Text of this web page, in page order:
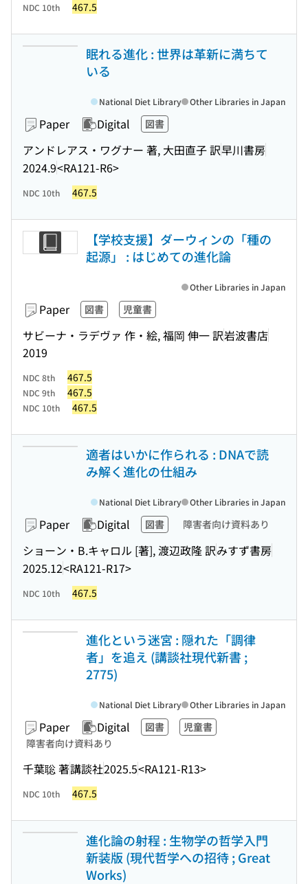
NDC 10th 467.5
眠れる進化 : 世界は革新に満ちて
いる
Paper Digital 図書
アンドレアス・ワグナー 著, 大田直子 訳早川書房
2024.9<RA121-R6>
National Diet Library Other Libraries in Japan
NDC 10th 467.5
【学校支援】ダーウィンの「種の
起源」 : はじめての進化論
Paper 図書 児童書
サビーナ・ラデヴァ 作・絵, 福岡 伸一 訳岩波書店
2019
Other Libraries in Japan
NDC 8th 467.5
NDC 9th 467.5
NDC 10th 467.5
適者はいかに作られる : DNAで読
み解く進化の仕組み
Paper Digital 図書 障害者向け資料あり
ショーン・B.キャロル [著], 渡辺政隆 訳みすず書房
2025.12<RA121-R17>
National Diet Library Other Libraries in Japan
NDC 10th 467.5
進化という迷宮 : 隠れた「調律
者」を追え (講談社現代新書 ;
2775)
Paper Digital 図書
児童書
障害者向け資料あり
千葉聡 著講談社2025.5<RA121-R13>
National Diet Library Other Libraries in Japan
NDC 10th 467.5
進化論の射程 : 生物学の哲学入門
新装版 (現代哲学への招待 ; Great
Works)